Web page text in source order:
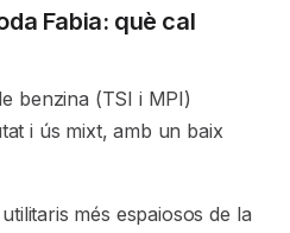
Fabia: què cal
benzina (TSI i MPI)
i ús mixt, amb un baix
més espaiosos de la